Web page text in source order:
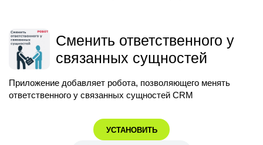
ИНТЕГРАЦИИ
ВНЕДРЕНИЕ
ПОЛЕЗНОЕ
Cменить ответственного у
связанных сущностей
Приложение добавляет робота, позволяющего менять
ответственного у связанных сущностей CRM
УСТАНОВИТЬ